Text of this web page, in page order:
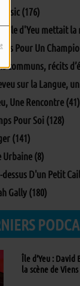
(176)
d'Yeu mettait la
Pour Un
communs, récits
sur la Langue, un
Une Rencontre (41)
Pour Soi (128)
(141)
(8)
dessus D'un Petit
Gally (180)
Île d’Yeu :
la scène de